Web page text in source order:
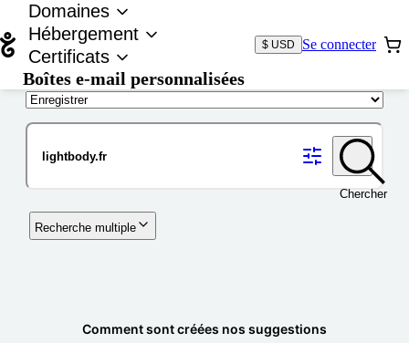
Domaines
Hébergement
Certificats
Boîtes e-mail personnalisées
$ USD Se connecter
Chercher
Recherche multiple
Comment sont créées nos suggestions